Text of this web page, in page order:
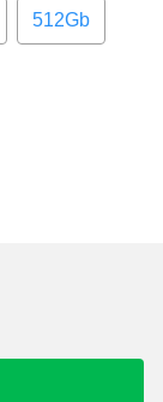
512Gb